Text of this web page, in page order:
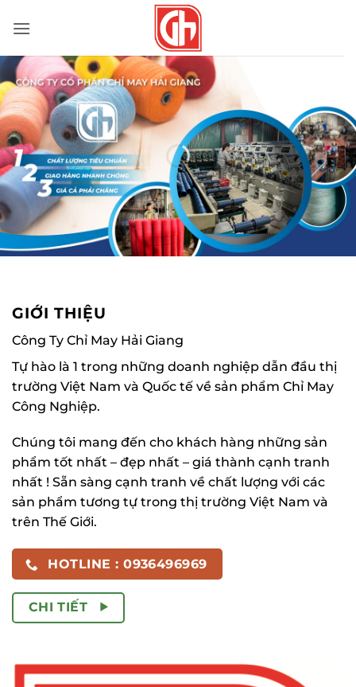
qua
dung
GIỚI THIỆU
Công Ty Chỉ May Hải Giang
Tự hào là 1 trong những doanh nghiệp dẫn đầu thị
trường Việt Nam và Quốc tế về sản phẩm Chỉ May
Công Nghiệp.
Chúng tôi mang đến cho khách hàng những sản
phẩm tốt nhất – đẹp nhất – giá thành cạnh tranh
nhất ! Sẵn sàng cạnh tranh về chất lượng với các
sản phẩm tương tự trong thị trường Việt Nam và
trên Thế Giới.
HOTLINE : 0936496969
CHI TIẾT